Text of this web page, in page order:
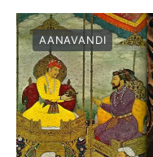
AANAVANDI